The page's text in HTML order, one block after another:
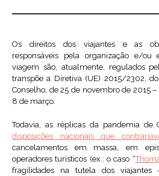
Os direitos dos viajantes e as
responsáveis pela organização e/ou
viagem são, atualmente, regulados
transpõe a Diretiva (UE) 2015/2302,
Conselho, de 25 de novembro de 2015
8 de março.
Todavia, as réplicas da pandemia
disposições nacionais que
cancelamentos em massa, em
operadores turísticos (ex.: o caso “
fragilidades na tutela dos viajantes